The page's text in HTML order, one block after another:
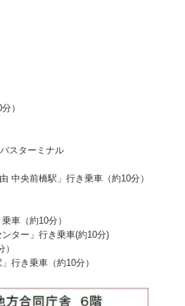
）
スターミナル
中央前橋駅」行き乗車（約10分）
車（約10分）
ター」行き乗車(約10分)
行き乗車（約10分）